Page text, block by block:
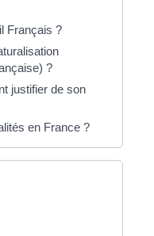
Français ?
?
justifier de son
en France ?